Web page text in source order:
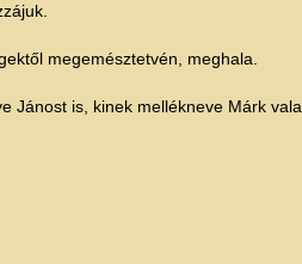
megemésztetvén, meghala.
Jánost is, kinek mellékneve Márk vala.